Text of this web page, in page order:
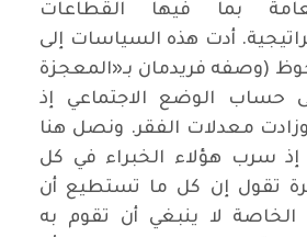
بما فيها القطاعات
أدت هذه السياسات إلى
(وصفه فريدمان بـ«المعجزة
حساب الوضع الاجتماعي إذ
معدلات الفقر. ونصل هنا
إذ سرب هؤلاء الخبراء في كل
تقول إن كل ما تستطيع أن
الخاصة لا ينبغي أن تقوم به